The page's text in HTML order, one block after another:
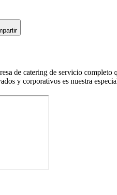
de catering de servicio
y corporativos es nuestra